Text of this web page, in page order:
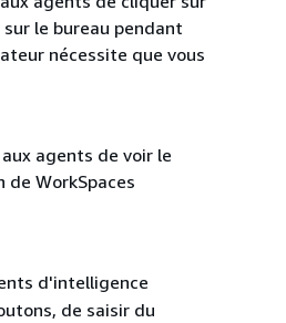
le bureau pendant
nécessite que vous
agents de voir le
WorkSpaces
d'intelligence
de saisir du